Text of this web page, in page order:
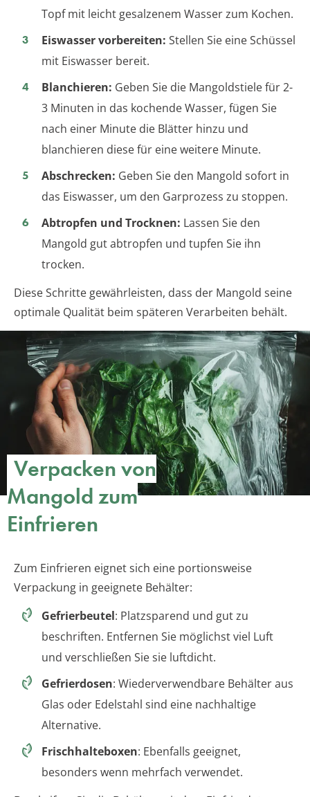
Topf mit leicht gesalzenem Wasser zum Kochen.
Eiswasser vorbereiten: Stellen Sie eine Schüssel
mit Eiswasser bereit.
Blanchieren: Geben Sie die Mangoldstiele für 2-
3 Minuten in das kochende Wasser, fügen Sie
nach einer Minute die Blätter hinzu und
blanchieren diese für eine weitere Minute.
Abschrecken: Geben Sie den Mangold sofort in
das Eiswasser, um den Garprozess zu stoppen.
Abtropfen und Trocknen: Lassen Sie den
Mangold gut abtropfen und tupfen Sie ihn
trocken.
Diese Schritte gewährleisten, dass der Mangold seine
optimale Qualität beim späteren Verarbeiten behält.
Verpacken von
Mangold zum
Einfrieren
Zum Einfrieren eignet sich eine portionsweise
Verpackung in geeignete Behälter:
Gefrierbeutel: Platzsparend und gut zu
beschriften. Entfernen Sie möglichst viel Luft
und verschließen Sie sie luftdicht.
Gefrierdosen: Wiederverwendbare Behälter aus
Glas oder Edelstahl sind eine nachhaltige
Alternative.
Frischhalteboxen: Ebenfalls geeignet,
besonders wenn mehrfach verwendet.